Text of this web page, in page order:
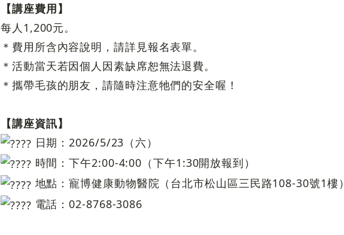
【講座費用】
每人1,200元。
＊費用所含內容說明，請詳見報名表單。
＊活動當天若因個人因素缺席恕無法退費。
＊攜帶毛孩的朋友，請隨時注意牠們的安全喔！
【講座資訊】
日期：2026/5/23（六）
時間：下午2:00-4:00（下午1:30開放報到）
地點：寵博健康動物醫院（台北市松山區三民路108-30號1樓
電話：02-8768-3086